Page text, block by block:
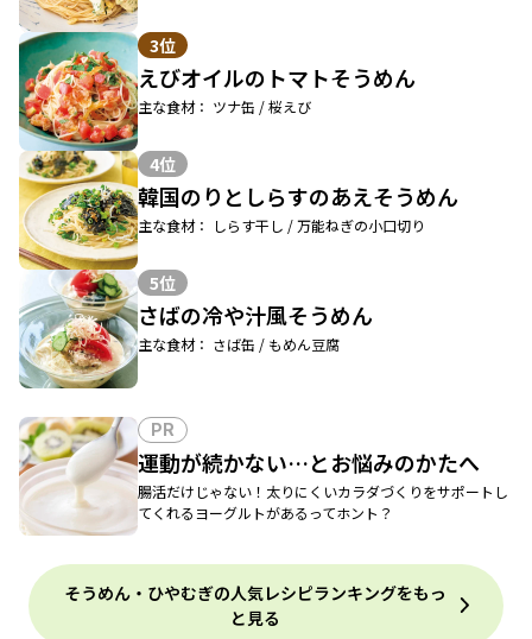
3位
えびオイルのトマトそうめん
主な食材： ツナ缶 / 桜えび
4位
韓国のりとしらすのあえそうめん
主な食材： しらす干し / 万能ねぎの小口切り
5位
さばの冷や汁風そうめん
主な食材： さば缶 / もめん豆腐
PR
運動が続かない…とお悩みのかたへ
腸活だけじゃない！太りにくいカラダづくりをサポートし
てくれるヨーグルトがあるってホント？
そうめん・ひやむぎの人気レシピランキングをもっ
と見る